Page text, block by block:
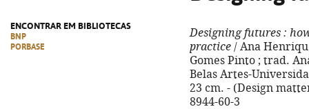
ENCONTRAR EM BIBLIOTECAS
BNP
PORBASE
Designing futures :
practice / Ana
Gomes Pinto ; trad.
Belas Artes-
23 cm. - (Design
8944-60-3